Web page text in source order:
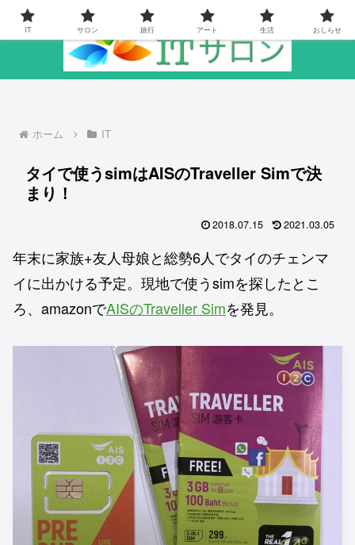
ホーム IT
タイで使うsimはAISのTraveller Simで決
まり！
2018.07.15 2021.03.05
年末に家族+友人母娘と総勢6人でタイのチェンマ
イに出かける予定。現地で使うsimを探したとこ
ろ、amazonでAISのTraveller Simを発見。
IT サロン 旅行 アート 生活 おしらせ